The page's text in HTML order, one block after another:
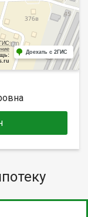
Доехать с 2ГИС